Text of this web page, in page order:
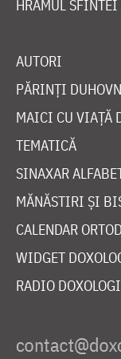
HRAMUL SFINTEI
AUTORI
PĂRINȚI
MAICI CU VIAȚĂ
TEMATICĂ
SINAXAR
MĂNĂSTIRI ȘI
CALENDAR
WIDGET
RADIO